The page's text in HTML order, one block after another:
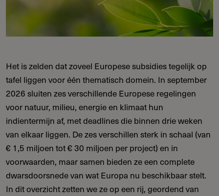
Het is zelden dat zoveel Europese subsidies tegelijk op
tafel liggen voor één thematisch domein. In september
2026 sluiten zes verschillende Europese regelingen
voor natuur, milieu, energie en klimaat hun
indientermijn af, met deadlines die binnen drie weken
van elkaar liggen. De zes verschillen sterk in schaal (van
€ 1,5 miljoen tot € 30 miljoen per project) en in
voorwaarden, maar samen bieden ze een complete
dwarsdoorsnede van wat Europa nu beschikbaar stelt.
In dit overzicht zetten we ze op een rij, geordend van